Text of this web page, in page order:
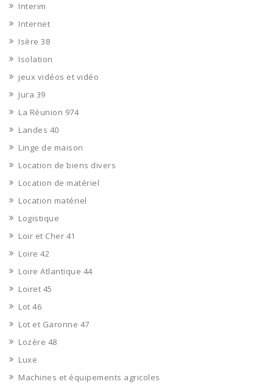
Interim
Internet
Isère 38
Isolation
jeux vidéos et vidéo
Jura 39
La Réunion 974
Landes 40
Linge de maison
Location de biens divers
Location de matériel
Location matériel
Logistique
Loir et Cher 41
Loire 42
Loire Atlantique 44
Loiret 45
Lot 46
Lot et Garonne 47
Lozère 48
Luxe
Machines et équipements agricoles